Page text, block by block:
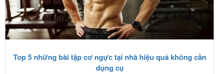
Top 5 những bài tập cơ ngực tại nhà hiệu quả không cần
dụng cụ